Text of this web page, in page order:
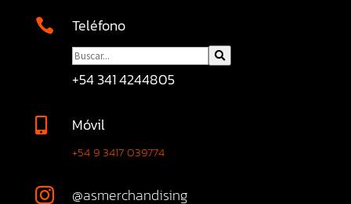
 Teléfono
+54 341 4244805
 Móvil
+54 9 3417 039774
 @asmerchandising